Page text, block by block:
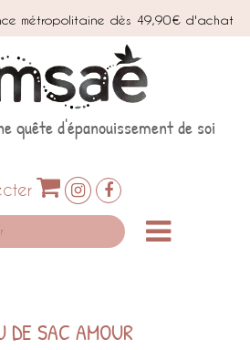
métropolitaine dès 49,90€ d'achat
quête d'épanouissement de soi
DE SAC AMOUR